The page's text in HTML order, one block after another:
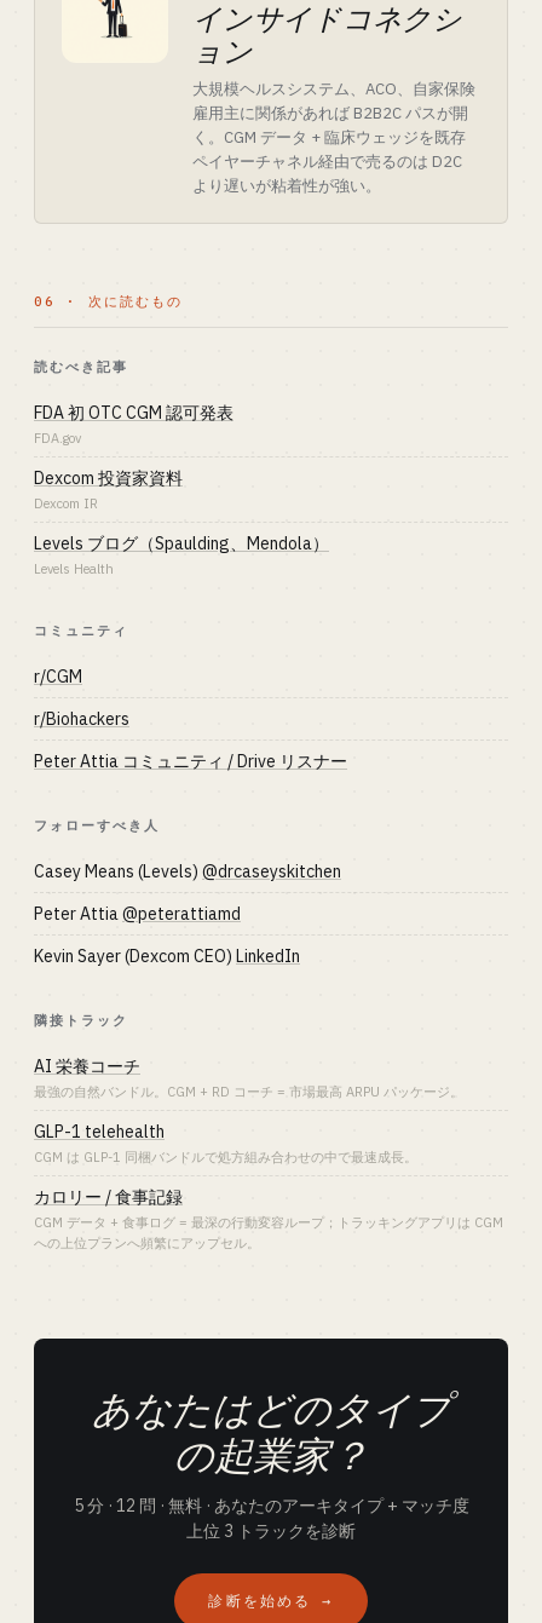
インサイドコネクシ
ョン
大規模ヘルスシステム、ACO、自家保険
雇用主に関係があれば B2B2C パスが開
く。CGM データ + 臨床ウェッジを既存
ペイヤーチャネル経由で売るのは D2C
より遅いが粘着性が強い。
06 · 次に読むもの
読むべき記事
FDA 初 OTC CGM 認可発表
FDA.gov
Dexcom 投資家資料
Dexcom IR
Levels ブログ（Spaulding、Mendola）
Levels Health
コミュニティ
r/CGM
r/Biohackers
Peter Attia コミュニティ / Drive リスナー
フォローすべき人
Casey Means (Levels) @drcaseyskitchen
Peter Attia@peterattiamd
Kevin Sayer (Dexcom CEO) LinkedIn
隣接トラック
AI 栄養コーチ
最強の自然バンドル。CGM + RD コーチ = 市場最高 ARPU パッケージ。
GLP-1 telehealth
CGM は GLP-1 同梱バンドルで処方組み合わせの中で最速成長。
カロリー / 食事記録
CGM データ + 食事ログ = 最深の行動変容ループ；トラッキングアプリは CGM
への上位プランへ頻繁にアップセル。
あなたはどのタイプ
の起業家？
5 分 · 12 問 · 無料 · あなたのアーキタイプ + マッチ度
上位 3 トラックを診断
診断を始める →